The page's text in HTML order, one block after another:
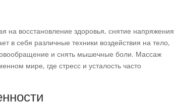
на восстановление здоровья, снятие напряжения
в себя различные техники воздействия на тело,
и снять мышечные боли. Массаж
мире, где стресс и усталость часто